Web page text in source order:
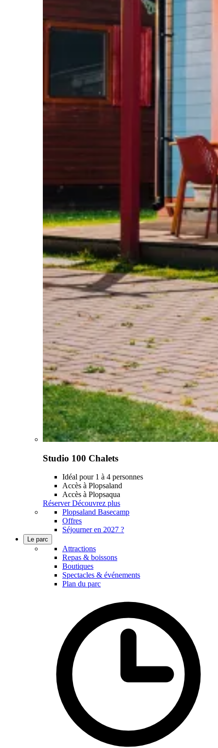
Studio 100 Chalets
Idéal pour 1 à 4 personnes
Accès à Plopsaland
Accès à Plopsaqua
Réserver Découvrez plus
Plopsaland Basecamp
Offres
Séjourner en 2027 ?
Le parc
Attractions
Repas & boissons
Boutiques
Spectacles & événements
Plan du parc